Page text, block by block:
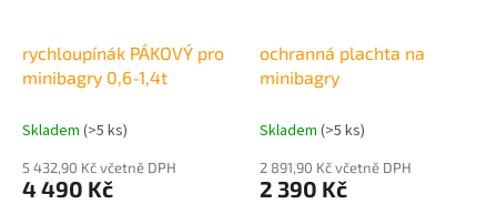
rychloupínák PÁKOVÝ pro
minibagry 0,6-1,4t
Skladem (>5 ks)
5 432,90 Kč včetně DPH
4 490 Kč
ochranná plachta na
minibagry
Skladem (>5 ks)
2 891,90 Kč včetně DPH
2 390 Kč